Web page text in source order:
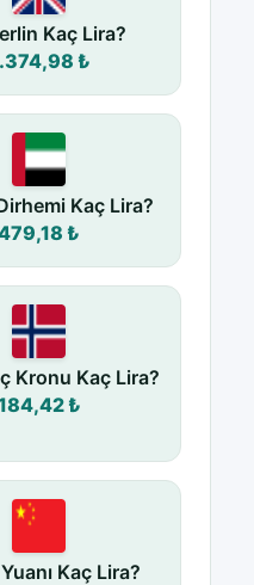
Kaç Lira?
₺
Kaç Lira?
₺
Kronu Kaç Lira?
₺
Kaç Lira?